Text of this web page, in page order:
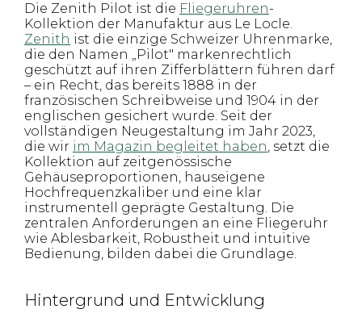
Die Zenith Pilot ist die Fliegeruhren-
Kollektion der Manufaktur aus Le Locle.
Zenith ist die einzige Schweizer Uhrenmarke,
die den Namen „Pilot" markenrechtlich
geschützt auf ihren Zifferblättern führen darf
– ein Recht, das bereits 1888 in der
französischen Schreibweise und 1904 in der
englischen gesichert wurde. Seit der
vollständigen Neugestaltung im Jahr 2023,
die wir im Magazin begleitet haben, setzt die
Kollektion auf zeitgenössische
Gehäuseproportionen, hauseigene
Hochfrequenzkaliber und eine klar
instrumentell geprägte Gestaltung. Die
zentralen Anforderungen an eine Fliegeruhr
wie Ablesbarkeit, Robustheit und intuitive
Bedienung, bilden dabei die Grundlage.
Hintergrund und Entwicklung